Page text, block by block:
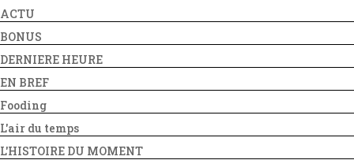
ACTU
BONUS
DERNIERE HEURE
EN BREF
Fooding
L'air du temps
L'HISTOIRE DU MOMENT